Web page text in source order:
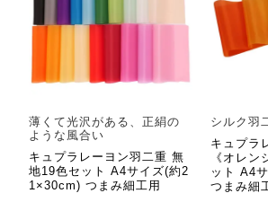
薄くて光沢がある、正絹の
ような風合い
キュプラレーヨン羽二重 無
地19色セット A4サイズ(約2
1×30cm) つまみ細工用
シルク羽
キュプラ
《オレン
ット A4
つまみ細